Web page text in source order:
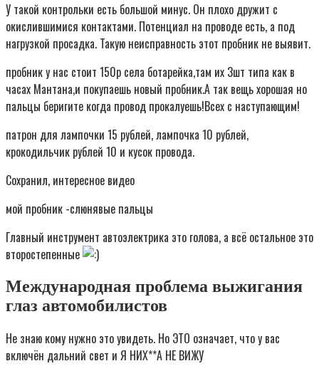
У такой контрольки есть большой минус. Он плохо дружит с
окислившимися контактами. Потенциал на проводе есть, а под
нагрузкой просадка. Такую неисправность этот пробник не выявит.
пробник у нас стоит 150р села ботарейка,там их 3шт типа как в
часах Мантана,и покупаешь новый пробник.А так вещь хорошая но
пальцы беригите когда провод прокалуешь!Всех с наступающим!
патрон для лампочки 15 рублей, лампочка 10 рублей,
крокодильчик рублей 10 и кусок провода.
Сохранил, интересное видео
мой пробник -слюнявые пальцы
Главный инструмент автоэлектрика это голова, а всё остальное это
второстепенные
Международная проблема выжигания
глаз автомобилистов
Не знаю кому нужно это увидеть. Но ЭТО означает, что у вас
включён дальний свет и Я НИХ**А НЕ ВИЖУ